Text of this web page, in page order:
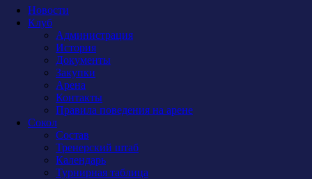
Новости
Клуб
Администрация
История
Документы
Закупки
Арена
Контакты
Правила поведения на арене
Сокол
Состав
Тренерский штаб
Календарь
Турнирная таблица